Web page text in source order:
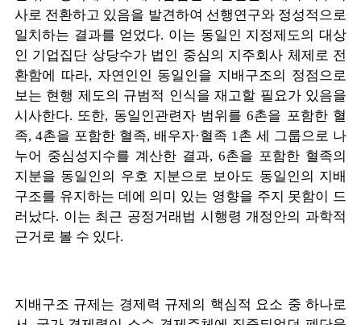
사로 전환하고 있음을 발견하여 선행연구와 정성적으로
일치하는 결과를 얻었다. 이는 동일인 지정제도의 대상
인 기업집단 상당수가 법인 중심의 지주회사 체제로 전
환함에 따라, 자연인인 동일인을 지배구조의 정점으로
보는 현행 제도의 규범적 인식을 재고할 필요가 있음을
시사한다. 또한, 동일인관련자 범위를 6촌을 포함한 혈
족, 4촌을 포함한 혈족, 배우자·혈족 1촌 세 그룹으로 나
누어 중심성지수를 계산한 결과, 6촌을 포함한 혈족의
지분을 동일인의 우호 지분으로 보아도 동일인의 지배
구조를 유지하는 데에 의미 있는 영향을 주지 못함이 드
러났다. 이는 최근 공정거래법 시행령 개정안의 과학적
근거로 볼 수 있다.
지배구조 규제는 경제력 규제의 핵심적 요소 중 하나로